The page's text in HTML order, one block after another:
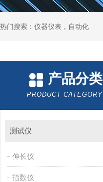
热门搜索：仪器仪表，自动化
产品分类
PRODUCT CATEGORY
测试仪
伸长仪
指数仪